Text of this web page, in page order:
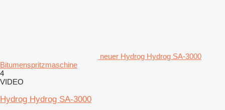
neuer Hydrog Hydrog SA-3000
Bitumenspritzmaschine
4
VIDEO
Hydrog Hydrog SA-3000